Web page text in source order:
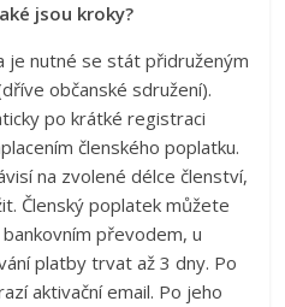
jsou kroky?
je nutné se stát přidruženým
občanské sdružení).
po krátké registraci
členského poplatku.
na zvolené délce členství,
Členský poplatek můžete
převodem, u
platby trvat až 3 dny. Po
aktivační email. Po jeho